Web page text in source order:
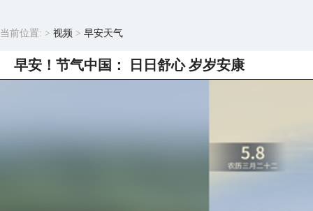
当前位置: > 视频 > 早安天气
早安！节气中国： 日日舒心 岁岁安康